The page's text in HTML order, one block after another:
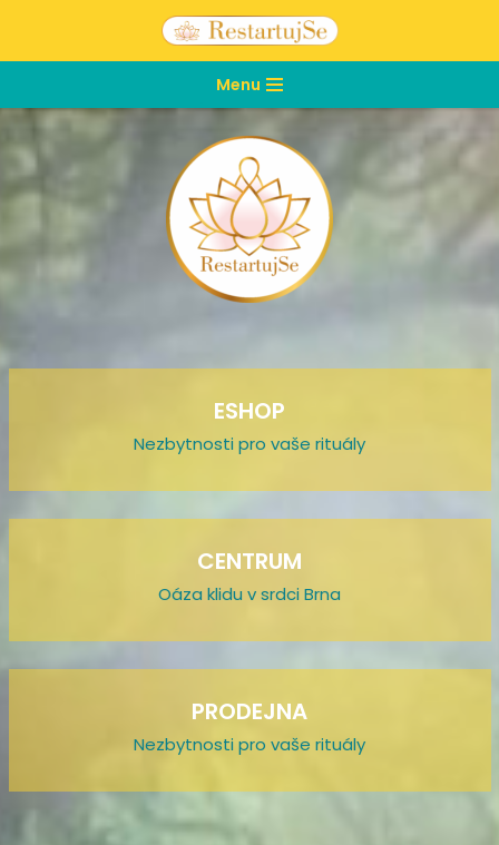
Přeskočit
obsah
Menu
ESHOP
Nezbytnosti pro vaše rituály
CENTRUM
Oáza klidu v srdci Brna
PRODEJNA
Nezbytnosti pro vaše rituály